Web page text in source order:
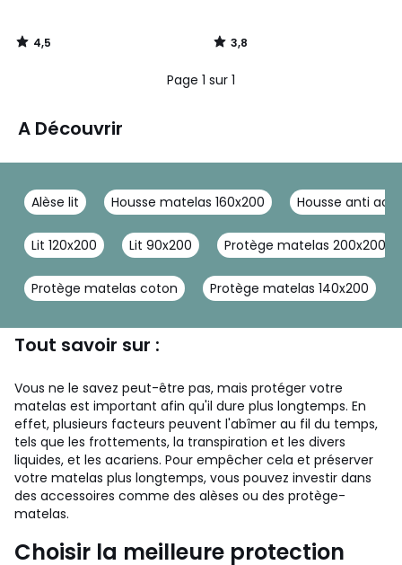
4,5
/
3,8
/
Page 1 sur 1
A Découvrir
Alèse lit Housse matelas 160x200 Housse anti
Lit 120x200 Lit 90x200 Protège matelas 200x200
Protège matelas coton Protège matelas 140x200
Tout savoir sur :
Vous ne le savez peut-être pas, mais protéger votre
matelas est important afin qu'il dure plus longtemps. En
effet, plusieurs facteurs peuvent l'abîmer au fil du temps,
tels que les frottements, la transpiration et les divers
liquides, et les acariens. Pour empêcher cela et préserver
votre matelas plus longtemps, vous pouvez investir dans
des accessoires comme des alèses ou des protège-
matelas.
Choisir la meilleure protection